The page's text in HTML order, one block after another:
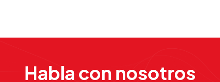
Habla con nosotros